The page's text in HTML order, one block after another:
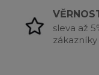
sleva až
zákazníky